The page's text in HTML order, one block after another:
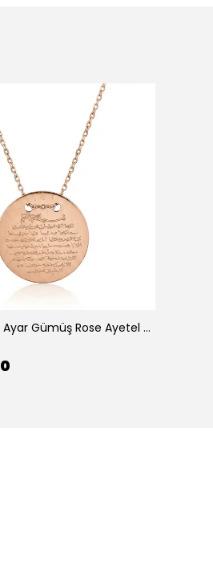
Yuvarlak 925 Ayar Gümüş Rose Ayetel Kürsi Kadın Kolye